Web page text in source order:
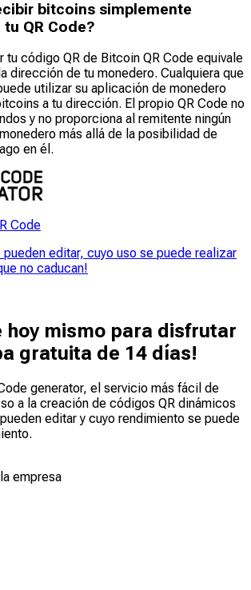
bitcoins simplemente
QR Code?
tu código QR de Bitcoin QR Code equivale
dirección de tu monedero. Cualquiera que
utilizar su aplicación de monedero
a tu dirección. El propio QR Code no
y no proporciona al remitente ningún
más allá de la posibilidad de
en él.
Code
pueden editar, cuyo uso se puede realizar
no caducan!
hoy mismo para disfrutar
gratuita de 14 días!
generator, el servicio más fácil de
a la creación de códigos QR dinámicos
editary cuyo rendimiento se puede
.
empresa